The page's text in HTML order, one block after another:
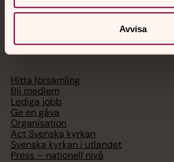
Avvisa
Svenska kyrkan
Hitta församling
Bli medlem
Lediga jobb
Ge en gåva
Organisation
Act Svenska kyrkan
Svenska kyrkan i utlandet
Press – nationell nivå